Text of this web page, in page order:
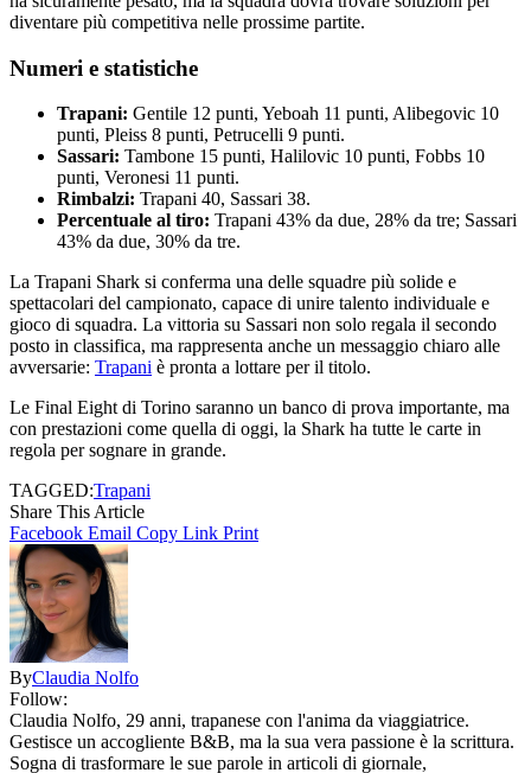
diventare più competitiva nelle prossime partite.
Numeri e statistiche
Trapani: Gentile 12 punti, Yeboah 11 punti, Alibegovic 10
punti, Pleiss 8 punti, Petrucelli 9 punti.
Sassari: Tambone 15 punti, Halilovic 10 punti, Fobbs 10
punti, Veronesi 11 punti.
Rimbalzi: Trapani 40, Sassari 38.
Percentuale al tiro: Trapani 43% da due, 28% da tre; Sassari
43% da due, 30% da tre.
La Trapani Shark si conferma una delle squadre più solide e
spettacolari del campionato, capace di unire talento individuale e
gioco di squadra. La vittoria su Sassari non solo regala il secondo
posto in classifica, ma rappresenta anche un messaggio chiaro alle
avversarie: Trapani è pronta a lottare per il titolo.
Le Final Eight di Torino saranno un banco di prova importante, ma
con prestazioni come quella di oggi, la Shark ha tutte le carte in
regola per sognare in grande.
TAGGED:Trapani
Share This Article
Facebook Email Copy Link Print
ByClaudia Nolfo
Follow:
Claudia Nolfo, 29 anni, trapanese con l'anima da viaggiatrice.
Gestisce un accogliente B&B, ma la sua vera passione è la scrittura.
Sogna di trasformare le sue parole in articoli di giornale,